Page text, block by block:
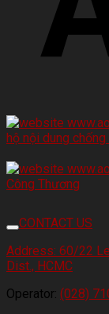
CONTACT US
Address: 60/22 Le
Dist., HCMC
Operator: (028)